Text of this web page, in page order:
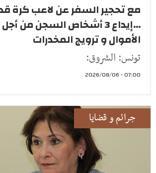
مع تحجير السفر عن لاعب كرة
...إيداع 3 أشخاص السجن من
الأموال و ترويج المخدرات
تونس: الشروق:
07:00 - 2026/08/06
جرائم و قضايا